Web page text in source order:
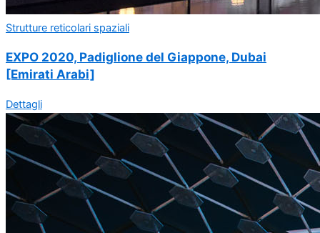
Strutture reticolari spaziali
EXPO 2020, Padiglione del Giappone, Dubai
[Emirati Arabi]
Dettagli